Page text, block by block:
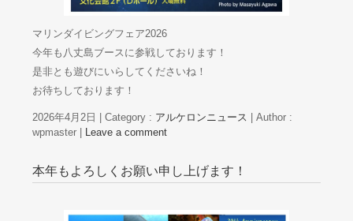
マリンダイビングフェア2026
今年も八丈島ブースに参戦しております！
是非とも遊びにいらしてくださいね！
お待ちしております！
2026年4月2日 Category : アルケロンニュース
Author :
wpmaster
Leave a comment
本年もよろしくお願い申し上げます！